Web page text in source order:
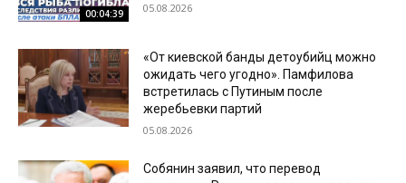
00:04:39 05.08.2026
«От киевской банды детоубийц можно
ожидать чего угодно». Памфилова
встретилась с Путиным после
жеребьевки партий
05.08.2026
Собянин заявил, что перевод